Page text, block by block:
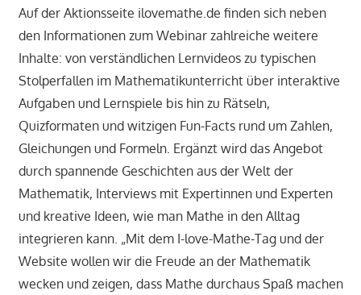
Auf der Aktionsseite ilovemathe.de finden sich neben
den Informationen zum Webinar zahlreiche weitere
Inhalte: von verständlichen Lernvideos zu typischen
Stolperfallen im Mathematikunterricht über interaktive
Aufgaben und Lernspiele bis hin zu Rätseln,
Quizformaten und witzigen Fun-Facts rund um Zahlen,
Gleichungen und Formeln. Ergänzt wird das Angebot
durch spannende Geschichten aus der Welt der
Mathematik, Interviews mit Expertinnen und Experten
und kreative Ideen, wie man Mathe in den Alltag
integrieren kann. „Mit dem I-love-Mathe-Tag und der
Website wollen wir die Freude an der Mathematik
wecken und zeigen, dass Mathe durchaus Spaß machen